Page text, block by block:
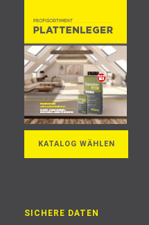
KATALOG WÄHLEN
SICHERE DATEN